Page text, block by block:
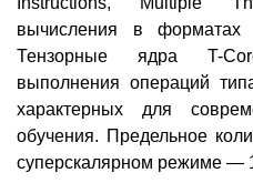
вычисления в
Тензорные ядра T-
выполнения операций
характерных для
обучения. Предельное
суперскалярном режиме —